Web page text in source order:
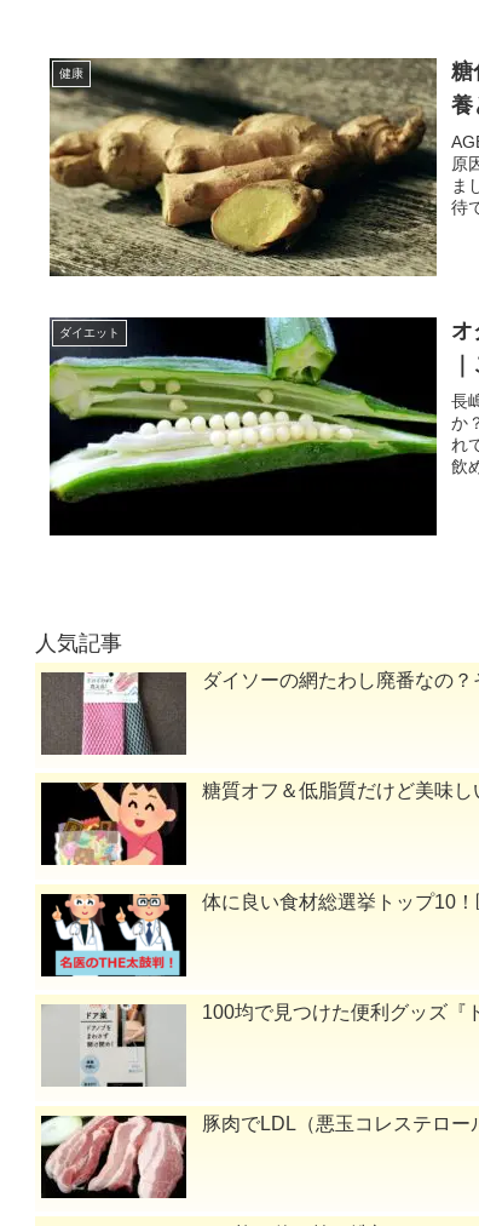
健康
糖
養
原
ま
待
ダイエット
オ
長
か
れ
飲
人気記事
ダイソーの網たわし廃番なの
糖質オフ＆低脂質だけど美味し
体に良い食材総選挙トップ10
100均で見つけた便利グッズ『
豚肉でLDL（悪玉コレステロー